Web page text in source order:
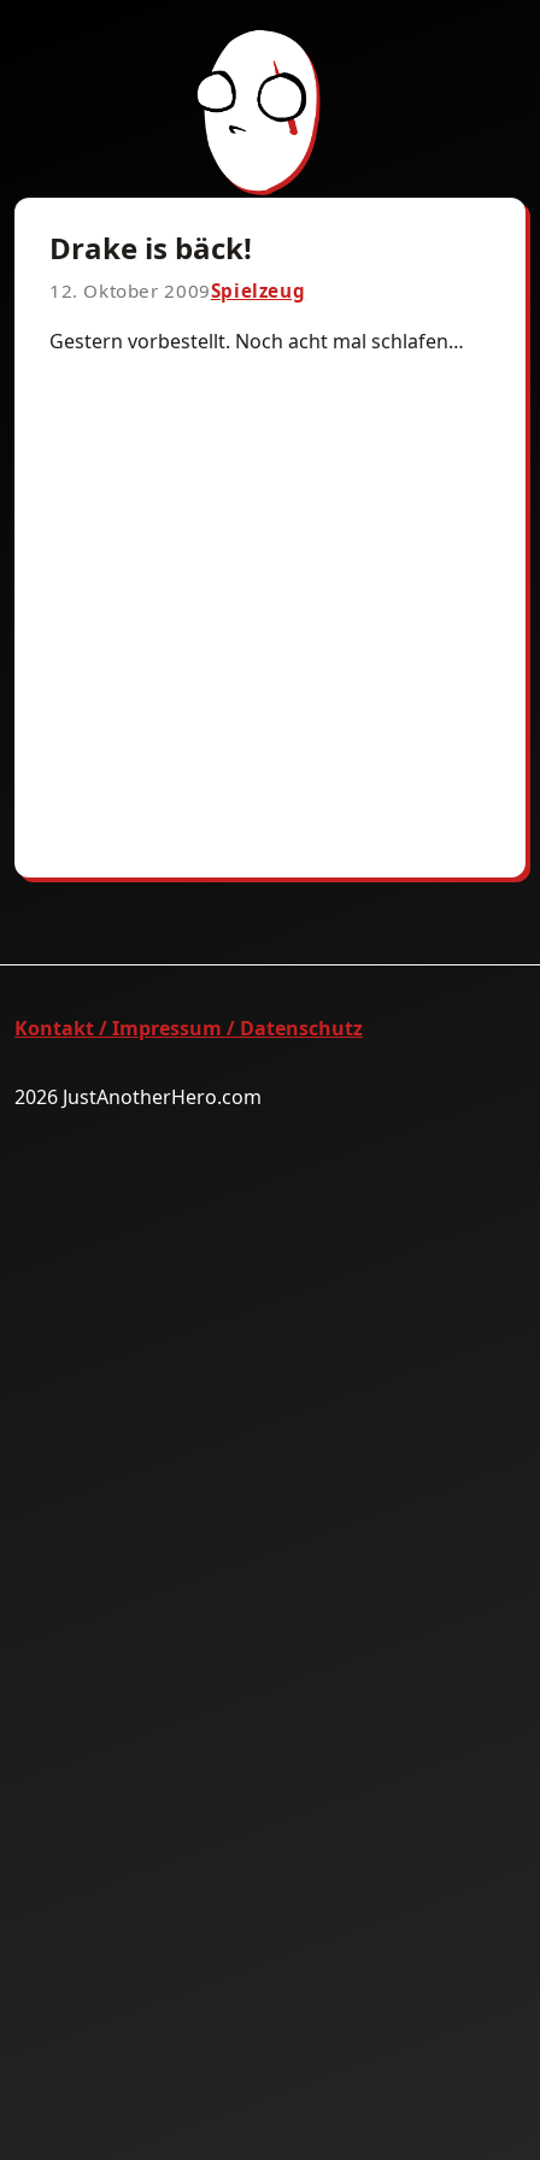
Drake is bäck!
12. Oktober 2009Spielzeug
Gestern vorbestellt. Noch acht mal schlafen…
Kontakt / Impressum / Datenschutz
2026 JustAnotherHero.com